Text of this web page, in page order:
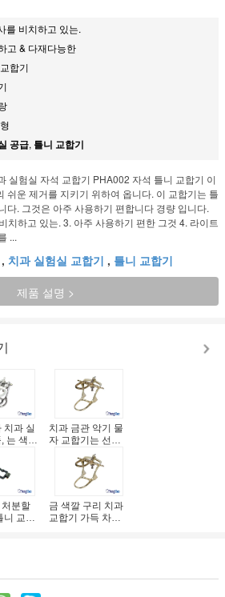
를 비치하고 있는.
고 & 다재다능한
합기
공급, 틀니 교합기
실험실 자석 교합기 PHA002 자석 틀니 교합기 이
쉬운 제거를 지키기 위하여 옵니다. 이 교합기는 틀
다. 그것은 아주 사용하기 편합니다 경량 입니다.
치하고 있는. 3. 아주 사용하기 편한 그것 4. 라이트
...
, 치과 실험실 교합기 , 틀니 교합기
제품 설명 >
치과 실
는 색깔
치과 금관 악기 물
자 교합기는 선택 3
개 크기 수락가능
한 주문 설계합니
분할
교합
금 색깔 구리 치과
교합기 가득 차있